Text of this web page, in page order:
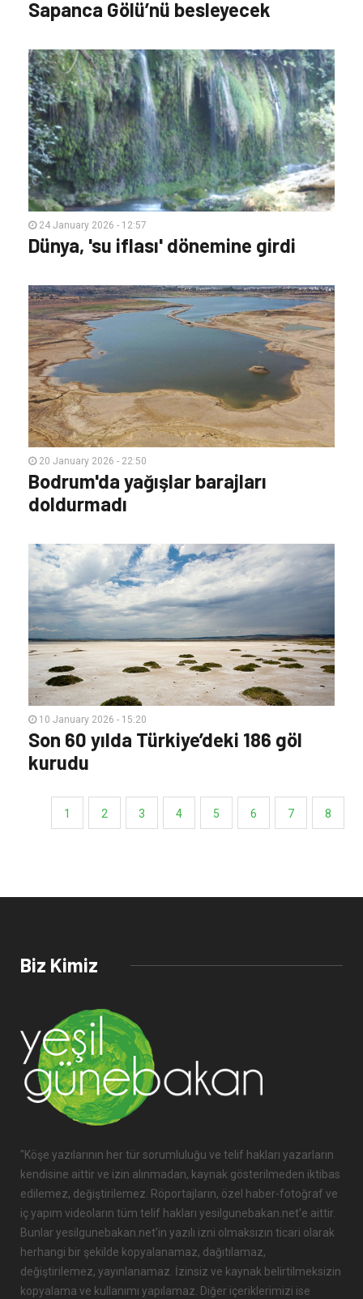
Sapanca Gölü’nü besleyecek
24 January 2026 - 12:57
Dünya, 'su iflası' dönemine girdi
20 January 2026 - 22:50
Bodrum'da yağışlar barajları
doldurmadı
10 January 2026 - 15:20
Son 60 yılda Türkiye’deki 186 göl
kurudu
1 2 3 4 5 6 7 8
Biz Kimiz
"Köşe yazılarının her tür sorumluluğu ve telif hakları yazarların
kendisine aittir ve izin alınmadan, kaynak gösterilmeden iktibas
edilemez, değiştirilemez. Röportajların, özel haber-fotoğraf ve
iç yapım videoların tüm telif hakları yesilgunebakan.net'e aittir.
Bunlar yesilgunebakan.net'in yazılı izni olmaksızın ticari olarak
herhangi bir şekilde kopyalanamaz, dağıtılamaz,
değiştirilemez, yayınlanamaz. İzinsiz ve kaynak belirtilmeksizin
kopyalama ve kullanımı yapılamaz. Diğer içeriklerimizi ise